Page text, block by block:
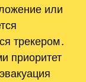
или
трекером․
приоритет